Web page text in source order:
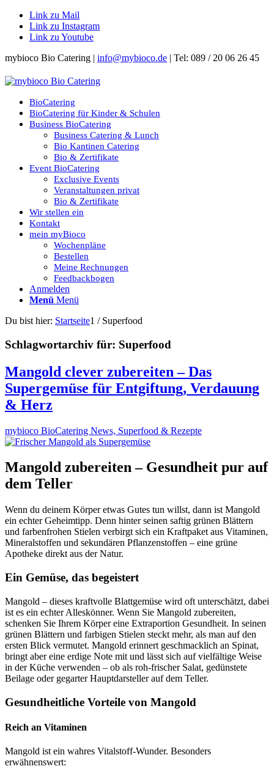
Link zu Mail
Link zu Instagram
Link zu Youtube
mybioco Bio Catering | info@mybioco.de | Tel: 089 / 20 06 26 45
BioCatering
BioCatering für Kinder & Schulen
Business BioCatering
Business Catering & Lunch
Bio Kantinen Catering
Bio & Zertifikate
Event BioCatering
Exclusive Events
Veranstaltungen privat
Bio & Zertifikate
Wir stellen ein
Kontakt
mein myBioco
Wochenpläne
Bestellen
Meine Rechnungen
Feedbackbogen
Anmelden
Menü Menü
Du bist hier: Startseite1 / Superfood
Schlagwortarchiv für: Superfood
Mangold clever zubereiten – Das
Supergemüse für Entgiftung, Verdauung
& Herz
mybioco BioCatering News, Superfood & Rezepte
Mangold zubereiten – Gesundheit pur auf
dem Teller
Wenn du deinem Körper etwas Gutes tun willst, dann ist Mangold
ein echter Geheimtipp. Denn hinter seinen saftig grünen Blättern
und farbenfrohen Stielen verbirgt sich ein Kraftpaket aus Vitaminen,
Mineralstoffen und sekundären Pflanzenstoffen – eine grüne
Apotheke direkt aus der Natur.
Ein Gemüse, das begeistert
Mangold – dieses kraftvolle Blattgemüse wird oft unterschätzt, dabei
ist es ein echter Alleskönner. Wenn Sie Mangold zubereiten,
schenken Sie Ihrem Körper eine Extraportion Gesundheit. In seinen
grünen Blättern und farbigen Stielen steckt mehr, als man auf den
ersten Blick vermutet. Mangold erinnert geschmacklich an Spinat,
bringt aber eine erdige Note mit und lässt sich auf vielfältige Weise
in der Küche verwenden – ob als roh-frischer Salat, gedünstete
Beilage oder gegarter Hauptdarsteller auf dem Teller.
Gesundheitliche Vorteile von Mangold
Reich an Vitaminen
Mangold ist ein wahres Vitalstoff-Wunder. Besonders
erwähnenswert: